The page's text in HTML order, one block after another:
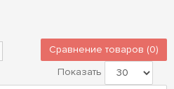
Сравнение товаров (0)
Показать